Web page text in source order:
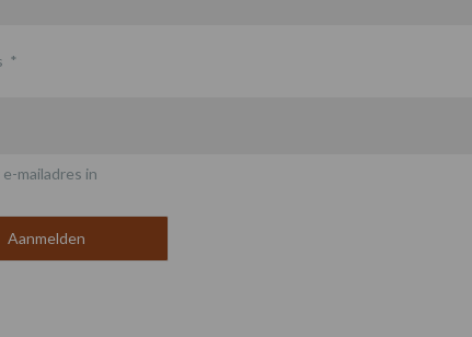
*
mailadres in